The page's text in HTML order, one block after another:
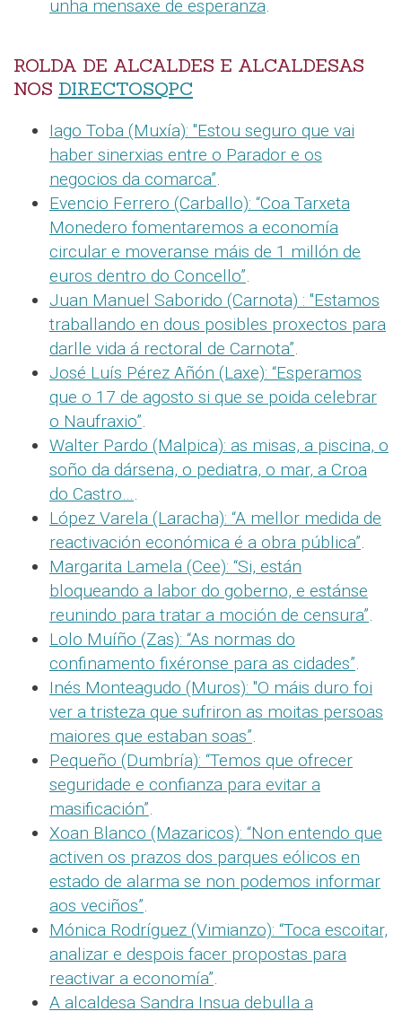
unha mensaxe de esperanza.
ROLDA DE ALCALDES E ALCALDESAS
NOS DIRECTOSQPC
Iago Toba (Muxía): "Estou seguro que vai
haber sinerxias entre o Parador e os
negocios da comarca”.
Evencio Ferrero (Carballo): “Coa Tarxeta
Monedero fomentaremos a economía
circular e moveranse máis de 1 millón de
euros dentro do Concello”.
Juan Manuel Saborido (Carnota) : "Estamos
traballando en dous posibles proxectos para
darlle vida á rectoral de Carnota”.
José Luís Pérez Añón (Laxe): “Esperamos
que o 17 de agosto si que se poida celebrar
o Naufraxio”.
Walter Pardo (Malpica): as misas, a piscina, o
soño da dársena, o pediatra, o mar, a Croa
do Castro….
López Varela (Laracha): “A mellor medida de
reactivación económica é a obra pública”.
Margarita Lamela (Cee): “Si, están
bloqueando a labor do goberno, e estánse
reunindo para tratar a moción de censura”.
Lolo Muíño (Zas): “As normas do
confinamento fixéronse para as cidades”.
Inés Monteagudo (Muros): "O máis duro foi
ver a tristeza que sufriron as moitas persoas
maiores que estaban soas”.
Pequeño (Dumbría): “Temos que ofrecer
seguridade e confianza para evitar a
masificación”.
Xoan Blanco (Mazaricos): “Non entendo que
activen os prazos dos parques eólicos en
estado de alarma se non podemos informar
aos veciños”.
Mónica Rodríguez (Vimianzo): “Toca escoitar,
analizar e despois facer propostas para
reactivar a economía”.
A alcaldesa Sandra Insua debulla a